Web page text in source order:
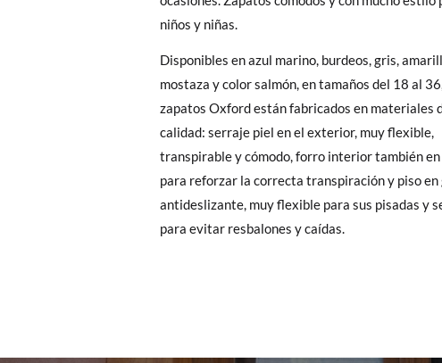
niños y niñas.
Disponibles en azul marino, burdeos, gris,
mostaza y color salmón, en tamaños del 18 al
zapatos Oxford están fabricados en materiales
calidad: serraje piel en el exterior, muy flexible,
transpirable y cómodo, forro interior también
para reforzar la correcta transpiración y piso en
antideslizante, muy flexible para sus pisadas y
para evitar resbalones y caídas.
Sólo en Pisamonas envíos y cambios gratis, sin
elijas, y si cuando te lleguen no te valen, sólo
para enviarnos la petición de cambio. Nuestro
talla y te recogeremos la primera, sin gastos, en
En caso de que no quieras Cambio sino
Puedes solicitarlas desde el mismo enlace del
recoja el paquete.
TALLA 18 19 20 21 22 23 24
CM 11,4 12,1 12,8 13,5 14,2 14,9 15,6